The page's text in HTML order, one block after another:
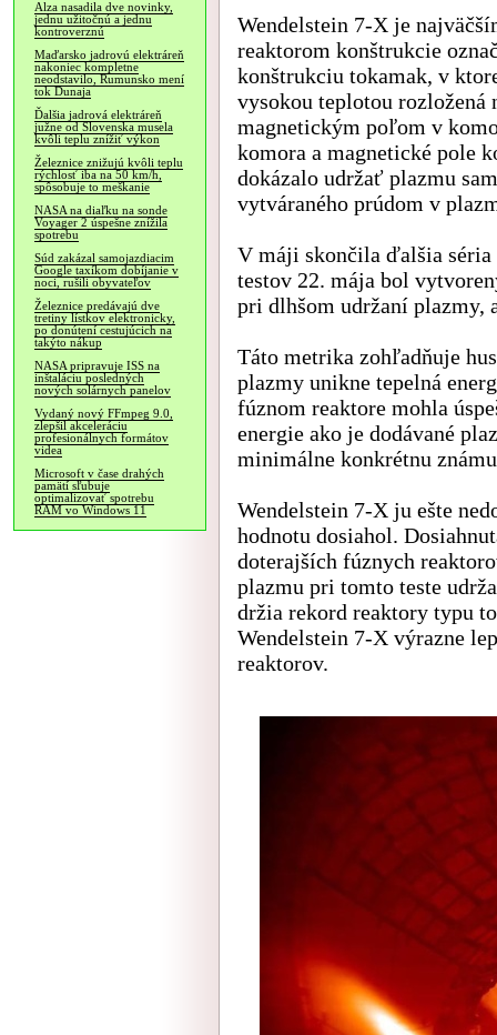
Alza nasadila dve novinky,
jednu užitočnú a jednu
kontroverznú
Maďarsko jadrovú elektráreň
nakoniec kompletne
neodstavilo, Rumunsko mení
tok Dunaja
Ďalšia jadrová elektráreň
južne od Slovenska musela
kvôli teplu znížiť výkon
Železnice znižujú kvôli teplu
rýchlosť iba na 50 km/h,
spôsobuje to meškanie
NASA na diaľku na sonde
Voyager 2 úspešne znížila
spotrebu
Súd zakázal samojazdiacim
Google taxíkom dobíjanie v
noci, rušili obyvateľov
Železnice predávajú dve
tretiny lístkov elektronicky,
po donútení cestujúcich na
takýto nákup
NASA pripravuje ISS na
inštaláciu posledných
nových solárnych panelov
Vydaný nový FFmpeg 9.0,
zlepšil akceleráciu
profesionálnych formátov
videa
Microsoft v čase drahých
pamätí sľubuje
optimalizovať spotrebu
RAM vo Windows 11
Wendelstein 7-X je
reaktorom konštrukcie
konštrukciu tokamak, v
vysokou teplotou rozložená
magnetickým poľom v
komora a magnetické pole
dokázalo udržať plazmu
vytváraného prúdom v
V máji skončila ďalšia séria
testov 22. mája bol
pri dlhšom udržaní plazmy,
Táto metrika zohľadňuje
plazmy unikne tepelná
fúznom reaktore mohla
energie ako je dodávané
minimálne konkrétnu
Wendelstein 7-X ju ešte
hodnotu dosiahol.
doterajších fúznych
plazmu pri tomto teste
držia rekord reaktory typu
Wendelstein 7-X výrazne
reaktorov.